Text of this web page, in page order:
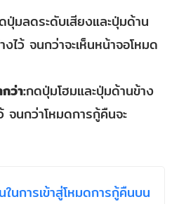
ปุ่มลดระดับเสียงและปุ่มด้าน
ไว้ จนกว่าจะเห็นหน้าจอโหมด
ว่า:กดปุ่มโฮมและปุ่มด้านข้าง
นกว่าโหมดการกู้คืนจะ
นการเข้าสู่โหมดการกู้คืนบน